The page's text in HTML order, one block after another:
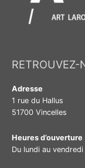
RETROUVEZ-
Adresse
1 rue du Hallus
51700 Vincelles
Heures d’ouverture
Du lundi au